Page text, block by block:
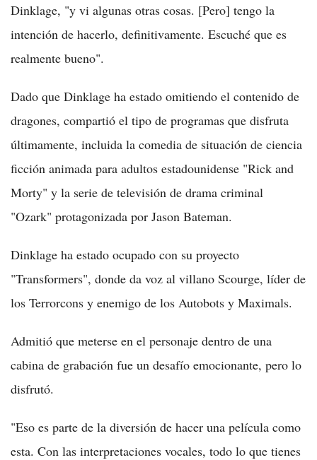
Dinklage, "y vi algunas otras cosas. [Pero] tengo la
intención de hacerlo, definitivamente. Escuché que es
realmente bueno".
Dado que Dinklage ha estado omitiendo el contenido de
dragones, compartió el tipo de programas que disfruta
últimamente, incluida la comedia de situación de ciencia
ficción animada para adultos estadounidense "Rick and
Morty" y la serie de televisión de drama criminal
"Ozark" protagonizada por Jason Bateman.
Dinklage ha estado ocupado con su proyecto
"Transformers", donde da voz al villano Scourge, líder de
los Terrorcons y enemigo de los Autobots y Maximals.
Admitió que meterse en el personaje dentro de una
cabina de grabación fue un desafío emocionante, pero lo
disfrutó.
"Eso es parte de la diversión de hacer una película como
esta. Con las interpretaciones vocales, todo lo que tienes